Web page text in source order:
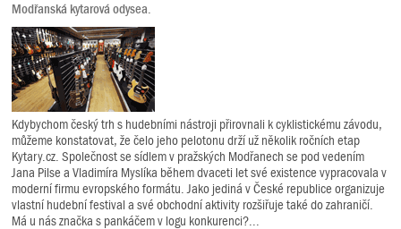
Modřanská kytarová odysea.
Kdybychom český trh s hudebními nástroji přirovnali k cyklistickému závodu,
můžeme konstatovat, že čelo jeho pelotonu drží už několik ročních etap
Kytary.cz. Společnost se sídlem v pražských Modřanech se pod vedením
Jana Pilse a Vladimíra Myslíka během dvaceti let své existence vypracovala v
moderní firmu evropského formátu. Jako jediná v České republice organizuje
vlastní hudební festival a své obchodní aktivity rozšiřuje také do zahraničí.
Má u nás značka s pankáčem v logu konkurenci?...